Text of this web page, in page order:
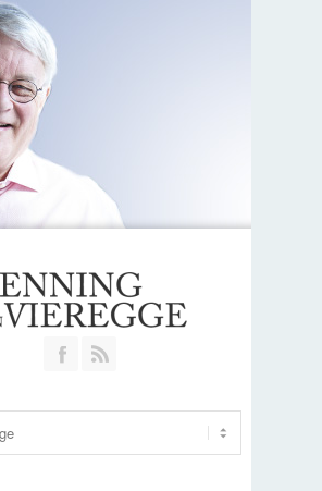
Join our Facebook Group